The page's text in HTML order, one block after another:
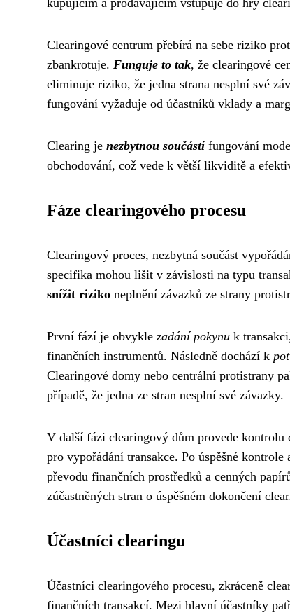
kupujícím a prodávajícím vstupuje do hry
Clearingové centrum přebírá na sebe riziko
zbankrotuje. Funguje to tak, že clearingové
eliminuje riziko, že jedna strana nesplní své
fungování vyžaduje od účastníků vklady a
Clearing je nezbytnou součástífungování
obchodování, což vede k větší likviditě a
Fáze clearingového procesu
Clearingový proces, nezbytná součást
specifika mohou lišit v závislosti na typu
snížit riziko neplnění závazků ze strany
První fází je obvykle zadání pokynu k
finančních instrumentů. Následně dochází k
Clearingové domy nebo centrální protistrany
případě, že jedna ze stran nesplní své závazky.
V další fázi clearingový dům provede kontrolu
pro vypořádání transakce. Po úspěšné
převodu finančních prostředků a cenných
zúčastněných stran o úspěšném dokončení
Účastníci clearingu
Účastníci clearingového procesu, zkráceně
finančních transakcí. Mezi hlavní účastníky